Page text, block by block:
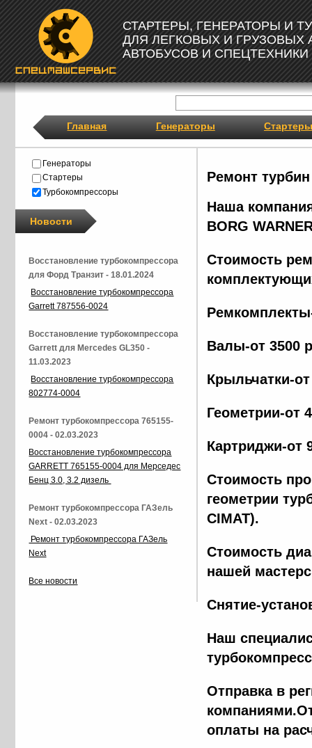
СТАРТЕРЫ, ГЕНЕРАТОРЫ И
ДЛЯ ЛЕГКОВЫХ И ГРУЗОВЫХ
АВТОБУСОВ И СПЕЦТЕХНИКИ
Главная Генераторы Стартеры
Ремонт турбин
Наша
BORG
Стоимость
Валы-от 3500
Крыльчатки-
Геометрии-от
Картриджи-от
Стоимость
геометрии
CIMAT).
Стоимость
нашей
Снятие-
Наш
Отправка в
оплаты на
Генераторы
Стартеры
Турбокомпрессоры
Новости
Восстановление турбокомпрессора
для Форд Транзит - 18.01.2024
Восстановление турбокомпрессора
Garrett 787556-0024
Восстановление турбокомпрессора
Garrett для Mercedes GL350 -
11.03.2023
Восстановление турбокомпрессора
802774-0004
Ремонт турбокомпрессора 765155-
0004 - 02.03.2023
Восстановление турбокомпрессора
GARRETT 765155-0004 для Мерседес
Бенц 3.0, 3.2 дизель
Ремонт турбокомпрессора ГАЗель
Next - 02.03.2023
Ремонт турбокомпрессора ГАЗель
Next
Все новости